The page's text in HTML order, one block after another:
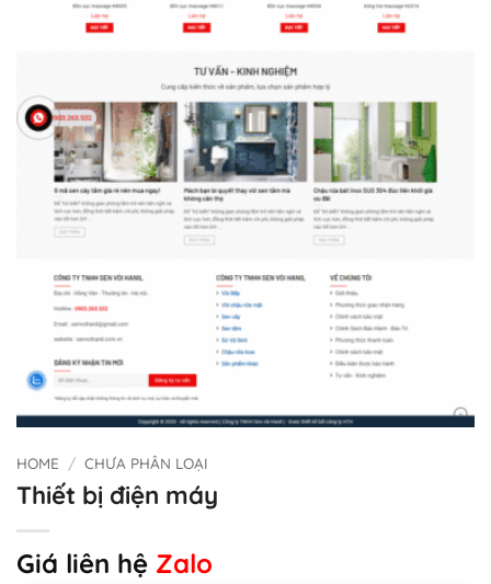
HOME / CHƯA PHÂN LOẠI
Thiết bị điện máy
Giá liên hệ Zalo